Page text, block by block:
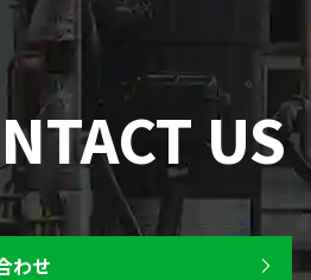
US
わせ